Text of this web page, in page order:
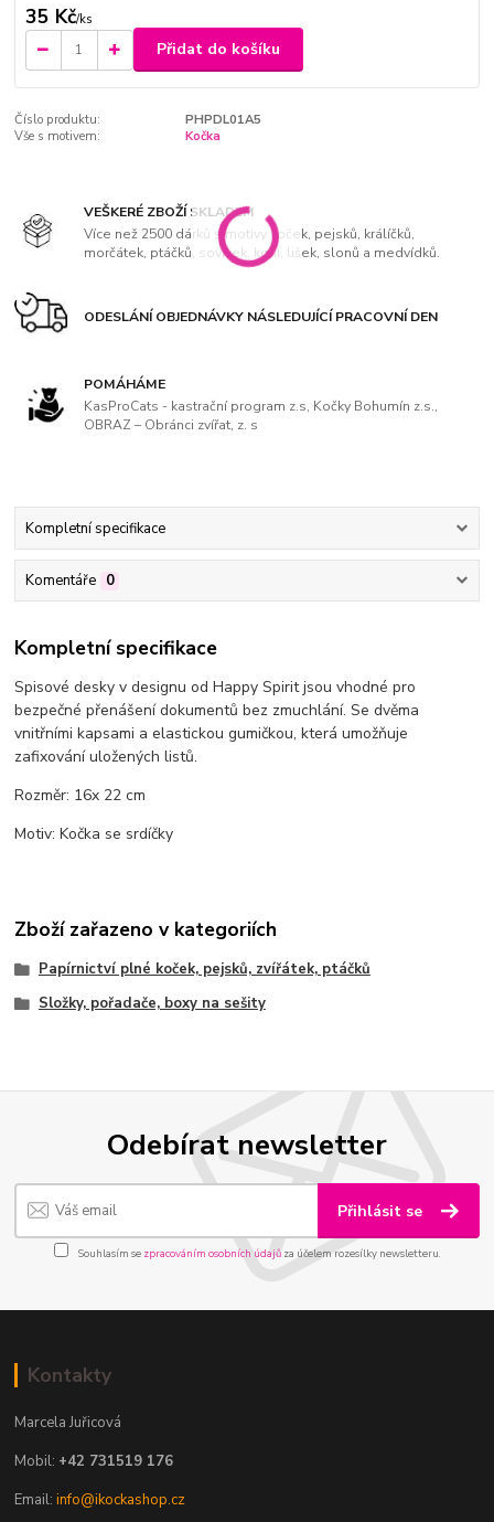
35 Kč/ks
Přidat do košíku
Číslo produktu:
PHPDL01A5
Vše s motivem:
Kočka
VEŠKERÉ ZBOŽÍ SKLADEM
Více než 2500 dárků s motivy koček, pejsků, králíčků,
morčátek, ptáčků, soviček, koní, lišek, slonů a medvídků.
ODESLÁNÍ OBJEDNÁVKY NÁSLEDUJÍCÍ PRACOVNÍ DEN
POMÁHÁME
KasProCats - kastrační program z.s, Kočky Bohumín z.s.,
OBRAZ – Obránci zvířat, z. s
Kompletní specifikace
Komentáře 0
Kompletní specifikace
Spisové desky v designu od Happy Spirit jsou vhodné pro
bezpečné přenášení dokumentů bez zmuchlání. Se dvěma
vnitřními kapsami a elastickou gumičkou, která umožňuje
zafixování uložených listů.
Rozměr: 16x 22 cm
Motiv: Kočka se srdíčky
Zboží zařazeno v kategoriích
Papírnictví plné koček, pejsků, zvířátek, ptáčků
Složky, pořadače, boxy na sešity
Odebírat newsletter
Přihlásit se
Souhlasím se zpracováním osobních údajůza účelem rozesílky newsletteru.
Kontakty
Marcela Juřicová
Mobil: +42 731519 176
Email:info@ikockashop.cz